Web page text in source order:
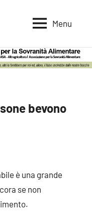
Menu
bevono
è una grande
se non